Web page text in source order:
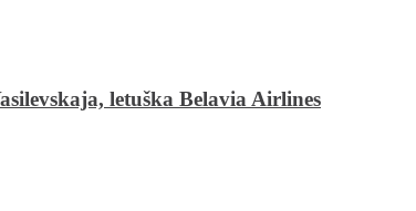
letuška Belavia Airlines